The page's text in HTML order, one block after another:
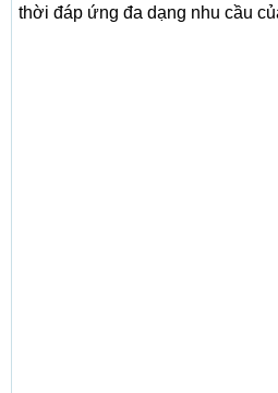
thời đáp ứng đa dạng nhu cầu